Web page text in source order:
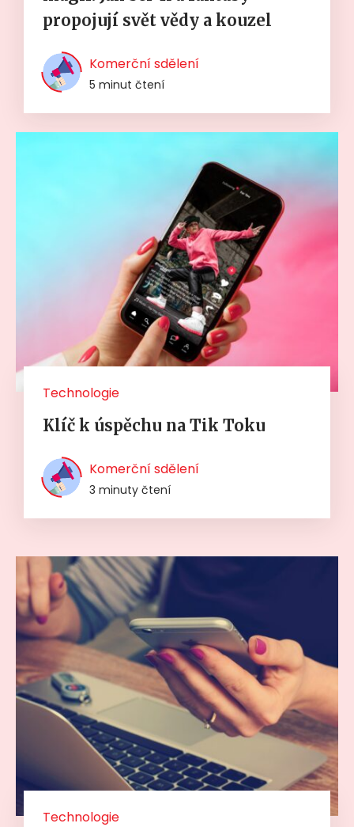
propojují svět vědy a kouzel
Komerční sdělení
5 minut čtení
Technologie
Klíč k úspěchu na Tik Toku
Komerční sdělení
3 minuty čtení
Technologie